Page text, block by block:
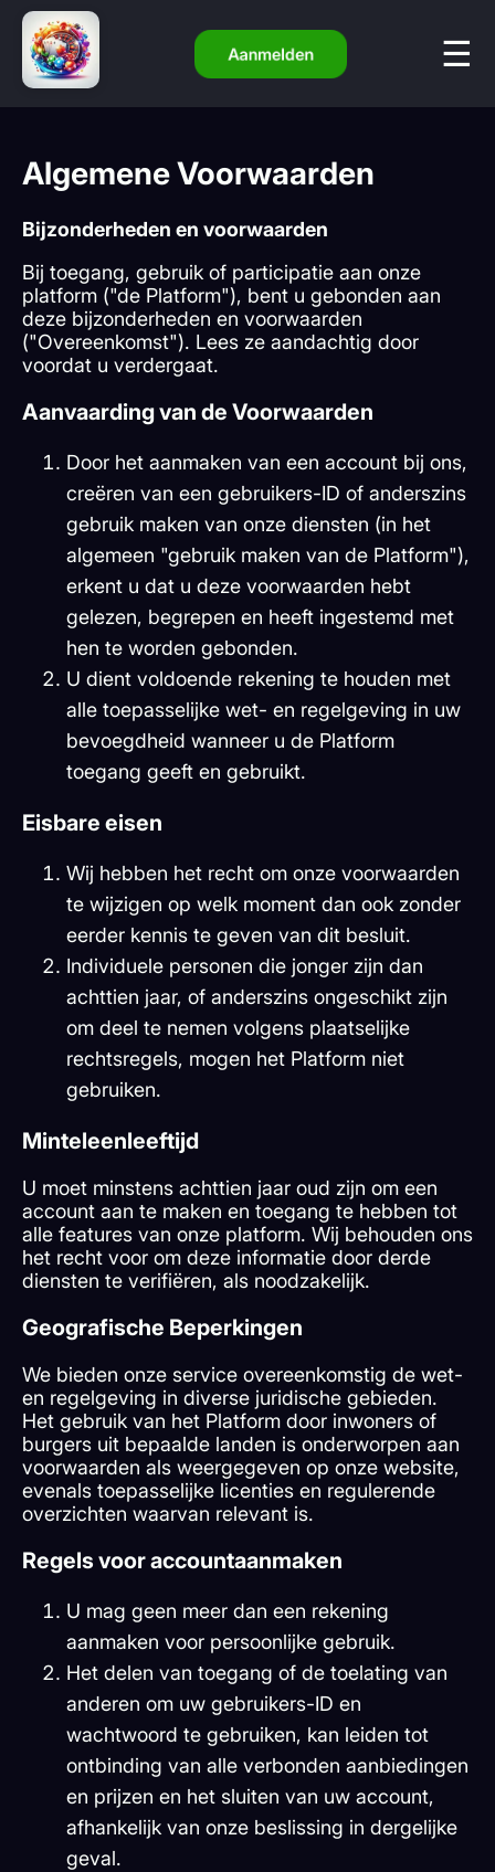
Aanmelden
Algemene Voorwaarden
Bijzonderheden en voorwaarden
Bij toegang, gebruik of participatie aan onze
platform ("de Platform"), bent u gebonden aan
deze bijzonderheden en voorwaarden
("Overeenkomst"). Lees ze aandachtig door
voordat u verdergaat.
Aanvaarding van de Voorwaarden
Door het aanmaken van een account bij ons,
creëren van een gebruikers-ID of anderszins
gebruik maken van onze diensten (in het
algemeen "gebruik maken van de Platform"),
erkent u dat u deze voorwaarden hebt
gelezen, begrepen en heeft ingestemd met
hen te worden gebonden.
U dient voldoende rekening te houden met
alle toepasselijke wet- en regelgeving in uw
bevoegdheid wanneer u de Platform
toegang geeft en gebruikt.
Eisbare eisen
Wij hebben het recht om onze voorwaarden
te wijzigen op welk moment dan ook zonder
eerder kennis te geven van dit besluit.
Individuele personen die jonger zijn dan
achttien jaar, of anderszins ongeschikt zijn
om deel te nemen volgens plaatselijke
rechtsregels, mogen het Platform niet
gebruiken.
Minteleenleeftijd
U moet minstens achttien jaar oud zijn om een
account aan te maken en toegang te hebben tot
alle features van onze platform. Wij behouden ons
het recht voor om deze informatie door derde
diensten te verifiëren, als noodzakelijk.
Geografische Beperkingen
We bieden onze service overeenkomstig de wet-
en regelgeving in diverse juridische gebieden.
Het gebruik van het Platform door inwoners of
burgers uit bepaalde landen is onderworpen aan
voorwaarden als weergegeven op onze website,
evenals toepasselijke licenties en regulerende
overzichten waarvan relevant is.
Regels voor accountaanmaken
U mag geen meer dan een rekening
aanmaken voor persoonlijke gebruik.
Het delen van toegang of de toelating van
anderen om uw gebruikers-ID en
wachtwoord te gebruiken, kan leiden tot
ontbinding van alle verbonden aanbiedingen
en prijzen en het sluiten van uw account,
afhankelijk van onze beslissing in dergelijke
geval.